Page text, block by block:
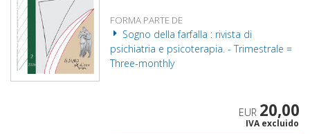
FORMA PARTE DE
Sogno della farfalla : rivista di
psichiatria e psicoterapia. - Trimestrale =
Three-monthly
EUR 20,00
IVA excluido